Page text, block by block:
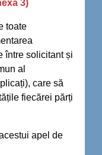
3)
toate
între solicitant și
al
care să
fiecărei părți
apel de